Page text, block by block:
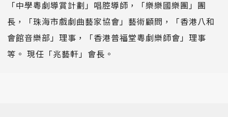
「中學粵劇導賞計劃」唱腔導師，「樂樂國樂團」團
長，「珠海市戲劇曲藝家協會」藝術顧問，「香港八和
會館音樂部」理事，「香港普福堂粵劇樂師會」理事
等。 現任「兆藝軒」會長。